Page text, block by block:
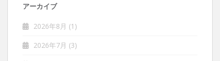
アーカイブ
2026年8月 (1)
2026年7月 (3)